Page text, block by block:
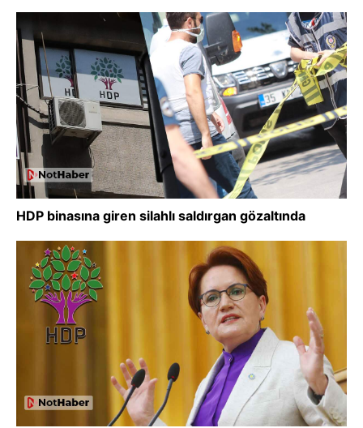
HDP binasına giren silahlı saldırgan gözaltında